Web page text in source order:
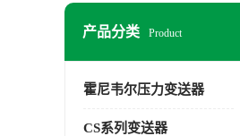
产品分类 Product
霍尼韦尔压力变送器
CS系列变送器